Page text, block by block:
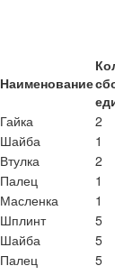
Наименование
Гайка
2
Шайба
1
Втулка
2
Палец
1
Масленка
1
Шплинт
5
Шайба
5
Палец
5